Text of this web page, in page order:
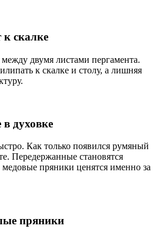
к скалке
между двумя листами пергамента.
к скалке и столу, а лишняя
духовке
Как только появился румяный
Передержанные становятся
пряники ценятся именно за
пряники